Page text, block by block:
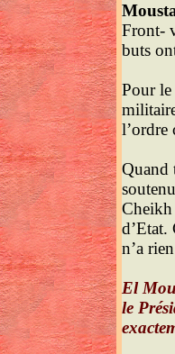
Front-
buts
Pour le
l’ordre
Quand
Cheikh
d’Etat.
n’a
El
le